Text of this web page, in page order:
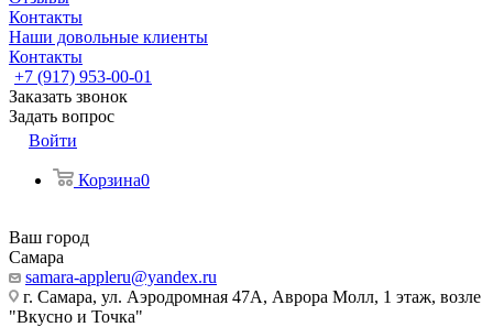
Контакты
Наши довольные клиенты
Контакты
+7 (917) 953-00-01
Заказать звонок
Задать вопрос
Войти
Корзина0
Ваш город
Самара
samara-appleru@yandex.ru
г. Самара, ул. Аэродромная 47А, Аврора Молл, 1 этаж, возле
"Вкусно и Точка"